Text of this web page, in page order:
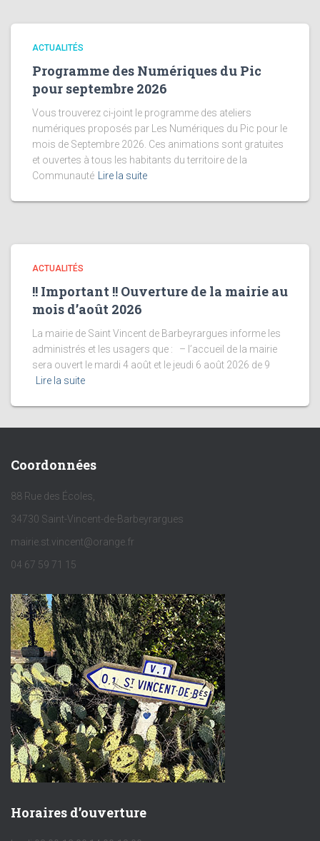
ACTUALITÉS
Programme des Numériques du Pic
pour septembre 2026
Vous trouverez ci-joint le programme des ateliers
numériques proposés par Les Numériques du Pic pour le
mois de Septembre 2026. Ces animations sont gratuites
et ouvertes à tous les habitants du territoire de la
Communauté
Lire la suite
ACTUALITÉS
!! Important !! Ouverture de la mairie au
mois d’août 2026
La mairie de Saint Vincent de Barbeyrargues informe les
administrés et les usagers que : – l’accueil de la mairie
sera ouvert le mardi 4 août et le jeudi 6 août 2026 de 9
Lire la suite
Coordonnées
88 Rue des Écoles,
34730 Saint-Vincent-de-Barbeyrargues
mairie.st.vincent@orange.fr
04 67 59 71 15
Horaires d’ouverture